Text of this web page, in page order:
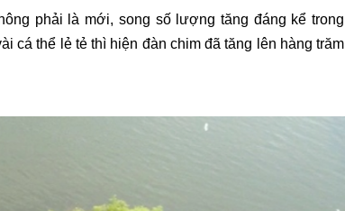
phải là mới, song số lượng tăng đáng kể trong
cá thể lẻ tẻ thì hiện đàn chim đã tăng lên hàng trăm